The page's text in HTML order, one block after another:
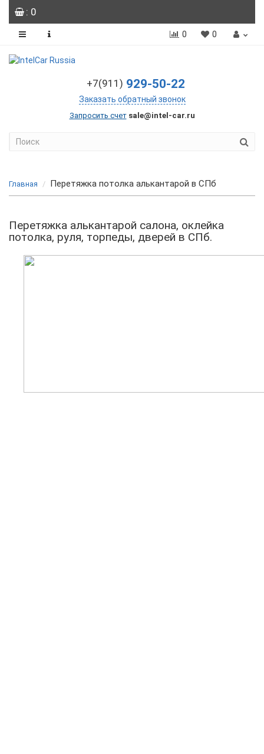
: 0
0 0
+7(911) 929-50-22
Заказать обратный звонок
Запросить счет sale@intel-car.ru
Главная Перетяжка потолка алькантарой в СПб
Перетяжка алькантарой салона, оклейка
потолка, руля, торпеды, дверей в СПб.